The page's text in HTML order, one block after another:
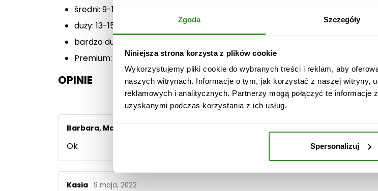
Zgoda Szczegóły
Niniejsza strona korzysta z plików cookie
Wykorzystujemy pliki cookie do wybranych treści i reklam, aby
naszych witrynach. Informacje o tym, jak korzystać z naszej witryny,
reklamowych i analitycznych. Partnerzy mogą połączyć te informacje
uzyskanymi podczas korzystania z ich usług.
Spersonalizuj
m
h
średni: 9-11 + przybranie,
duży: 13-15 + przybranie,
bardzo duży: 17-19 + przybranie(na zdjęciu głównym)
Premium: 25-30 + przybranie.
OPINIE
Barbara, Maciej Piętka,
Ok
Kasia 9 maja, 2022